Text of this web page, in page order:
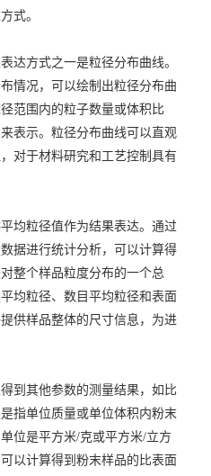
式。
方式之一是粒径分布曲线。
情况，可以绘制出粒径分布曲
范围内的粒子数量或体积比
表示。粒径分布曲线可以直观
对于材料研究和工艺控制具有
粒径值作为结果表达。通过
据进行统计分析，可以计算得
整个样品粒度分布的一个总
均粒径、数目平均粒径和表面
供样品整体的尺寸信息，为进
其他参数的测量结果，如比
指单位质量或单位体积内粉末
位是平方米/克或平方米/立方
以计算得到粉末样品的比表面